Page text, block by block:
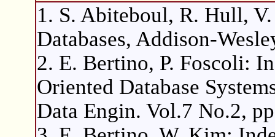
1. S. Abiteboul, R. Hull,
Databases, Addison-
2. E. Bertino, P. Foscoli:
Oriented Database
Data Engin. Vol.7 No.2,